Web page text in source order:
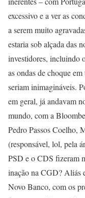
excessivo e a ver as
a serem muito
estaria sob alçada das
investidores, incluindo
as ondas de choque
seriam inimagináveis.
em geral, já andavam
mundo, com a
Pedro Passos Coelho,
(responsável, lol, pela
PSD e o CDS fizeram
inação na CGD? Aliás
Novo Banco, com os